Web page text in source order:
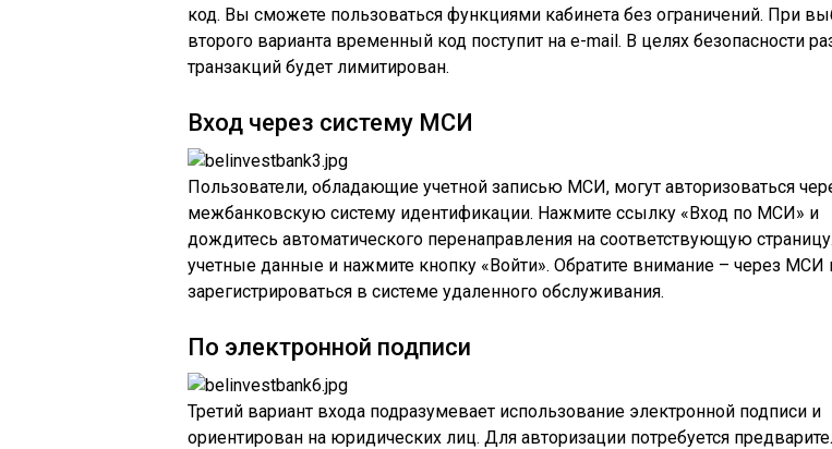
код. Вы сможете пользоваться функциями кабинета без ограничений. При
второго варианта временный код поступит на e-mail. В целях безопасности
транзакций будет лимитирован.
Вход через систему МСИ
Пользователи, обладающие учетной записью МСИ, могут авторизоваться
межбанковскую систему идентификации. Нажмите ссылку «Вход по МСИ» и
дождитесь автоматического перенаправления на соответствующую
учетные данные и нажмите кнопку «Войти». Обратите внимание – через
зарегистрироваться в системе удаленного обслуживания.
По электронной подписи
Третий вариант входа подразумевает использование электронной подписи и
ориентирован на юридических лиц. Для авторизации потребуется